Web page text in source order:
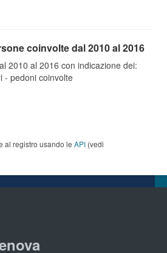
coinvolte dal 2010 al 2016
2010 al 2016 con indicazione dei:
- pedoni coinvolte
al registro usando le API (vedi